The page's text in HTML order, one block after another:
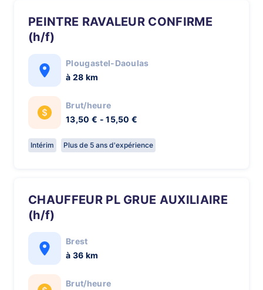
PEINTRE RAVALEUR CONFIRME
(h/f)
Plougastel-Daoulas
à 28 km
Brut/heure
13,50 € - 15,50 €
Intérim Plus de 5 ans d'expérience
CHAUFFEUR PL GRUE AUXILIAIRE
(h/f)
Brest
à 36 km
Brut/heure